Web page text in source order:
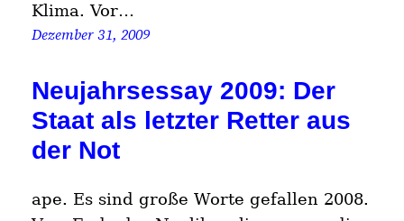
Klima. Vor…
Dezember 31, 2009
Neujahrsessay 2009: Der
Staat als letzter Retter aus
der Not
ape. Es sind große Worte gefallen 2008.